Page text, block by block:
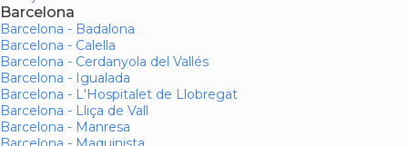
Barcelona
Barcelona - Badalona
Barcelona - Calella
Barcelona - Cerdanyola del Vallés
Barcelona - Igualada
Barcelona - L'Hospitalet de Llobregat
Barcelona - Lliça de Vall
Barcelona - Manresa